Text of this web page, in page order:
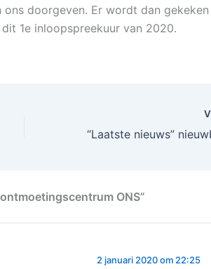
doorgeven. Er wordt dan
1e inloopspreekuur van 2020.
ONS”
2 januari 2020 om 22:25